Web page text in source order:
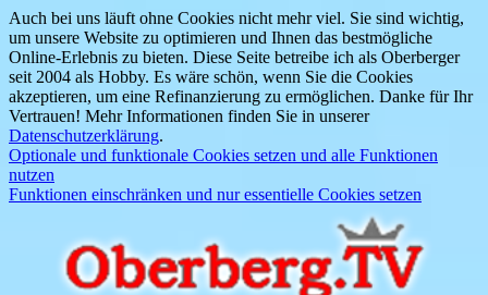
Auch bei uns läuft ohne Cookies nicht mehr viel. Sie sind wichtig,
um unsere Website zu optimieren und Ihnen das bestmögliche
Online-Erlebnis zu bieten. Diese Seite betreibe ich als Oberberger
seit 2004 als Hobby. Es wäre schön, wenn Sie die Cookies
akzeptieren, um eine Refinanzierung zu ermöglichen. Danke für Ihr
Vertrauen! Mehr Informationen finden Sie in unserer
Datenschutzerklärung.
Optionale und funktionale Cookies setzen und alle Funktionen
nutzen
Funktionen einschränken und nur essentielle Cookies setzen